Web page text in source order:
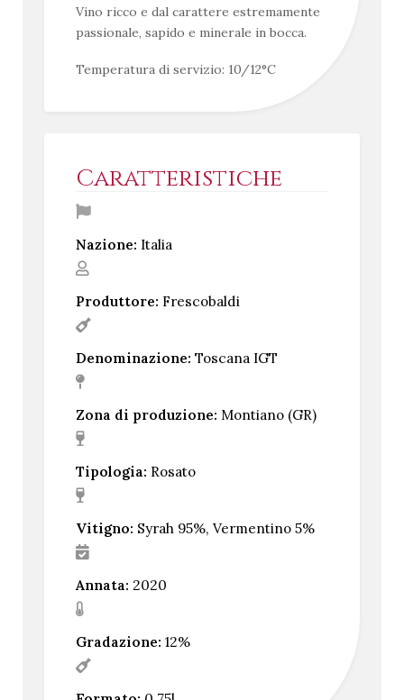
Vino ricco e dal carattere estremamente
passionale, sapido e minerale in bocca.
Temperatura di servizio: 10/12°C
Caratteristiche
Nazione: Italia
Produttore: Frescobaldi
Denominazione: Toscana IGT
Zona di produzione: Montiano (GR)
Tipologia: Rosato
Vitigno: Syrah 95%, Vermentino 5%
Annata: 2020
Gradazione: 12%